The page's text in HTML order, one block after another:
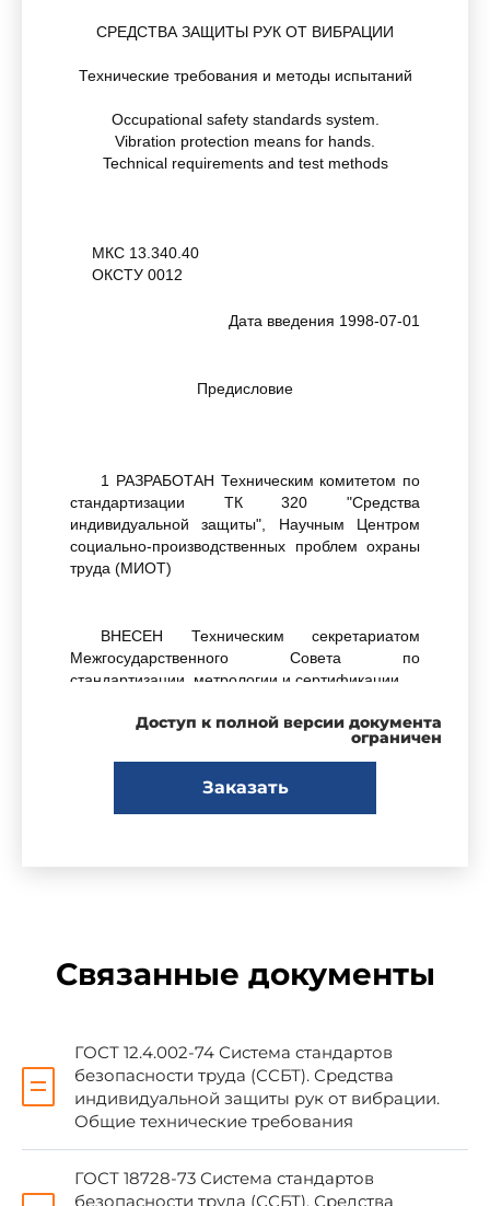
СРЕДСТВА ЗАЩИТЫ РУК ОТ ВИБРАЦИИ
Технические требования и методы испытаний
Occupational safety standards system.
Vibration protection means for hands.
Technical requirements and test methods
МКС 13.340.40
ОКСТУ 0012
Дата введения 1998-07-01
Предисловие
1 РАЗРАБОТАН Техническим комитетом по
стандартизации ТК 320 "Средства
индивидуальной защиты", Научным Центром
социально-производственных проблем охраны
труда (МИОТ)
ВНЕСЕН Техническим секретариатом
Межгосударственного Совета по
стандартизации, метрологии и сертификации.
2 ПРИНЯТ Межгосударственным Советом
сертификации (протокол N 11 от 25 апреля
1997 г.)
Наименование государства
Республика Белоруссия
Республика Казахстан
Российская Федерация
Доступ к полной версии документа
ограничен
Заказать
Связанные документы
ГОСТ 12.4.002-74 Система стандартов
безопасности труда (ССБТ). Средства
индивидуальной защиты рук от вибрации.
Общие технические требования
ГОСТ 18728-73 Система стандартов
безопасности труда (ССБТ). Средства